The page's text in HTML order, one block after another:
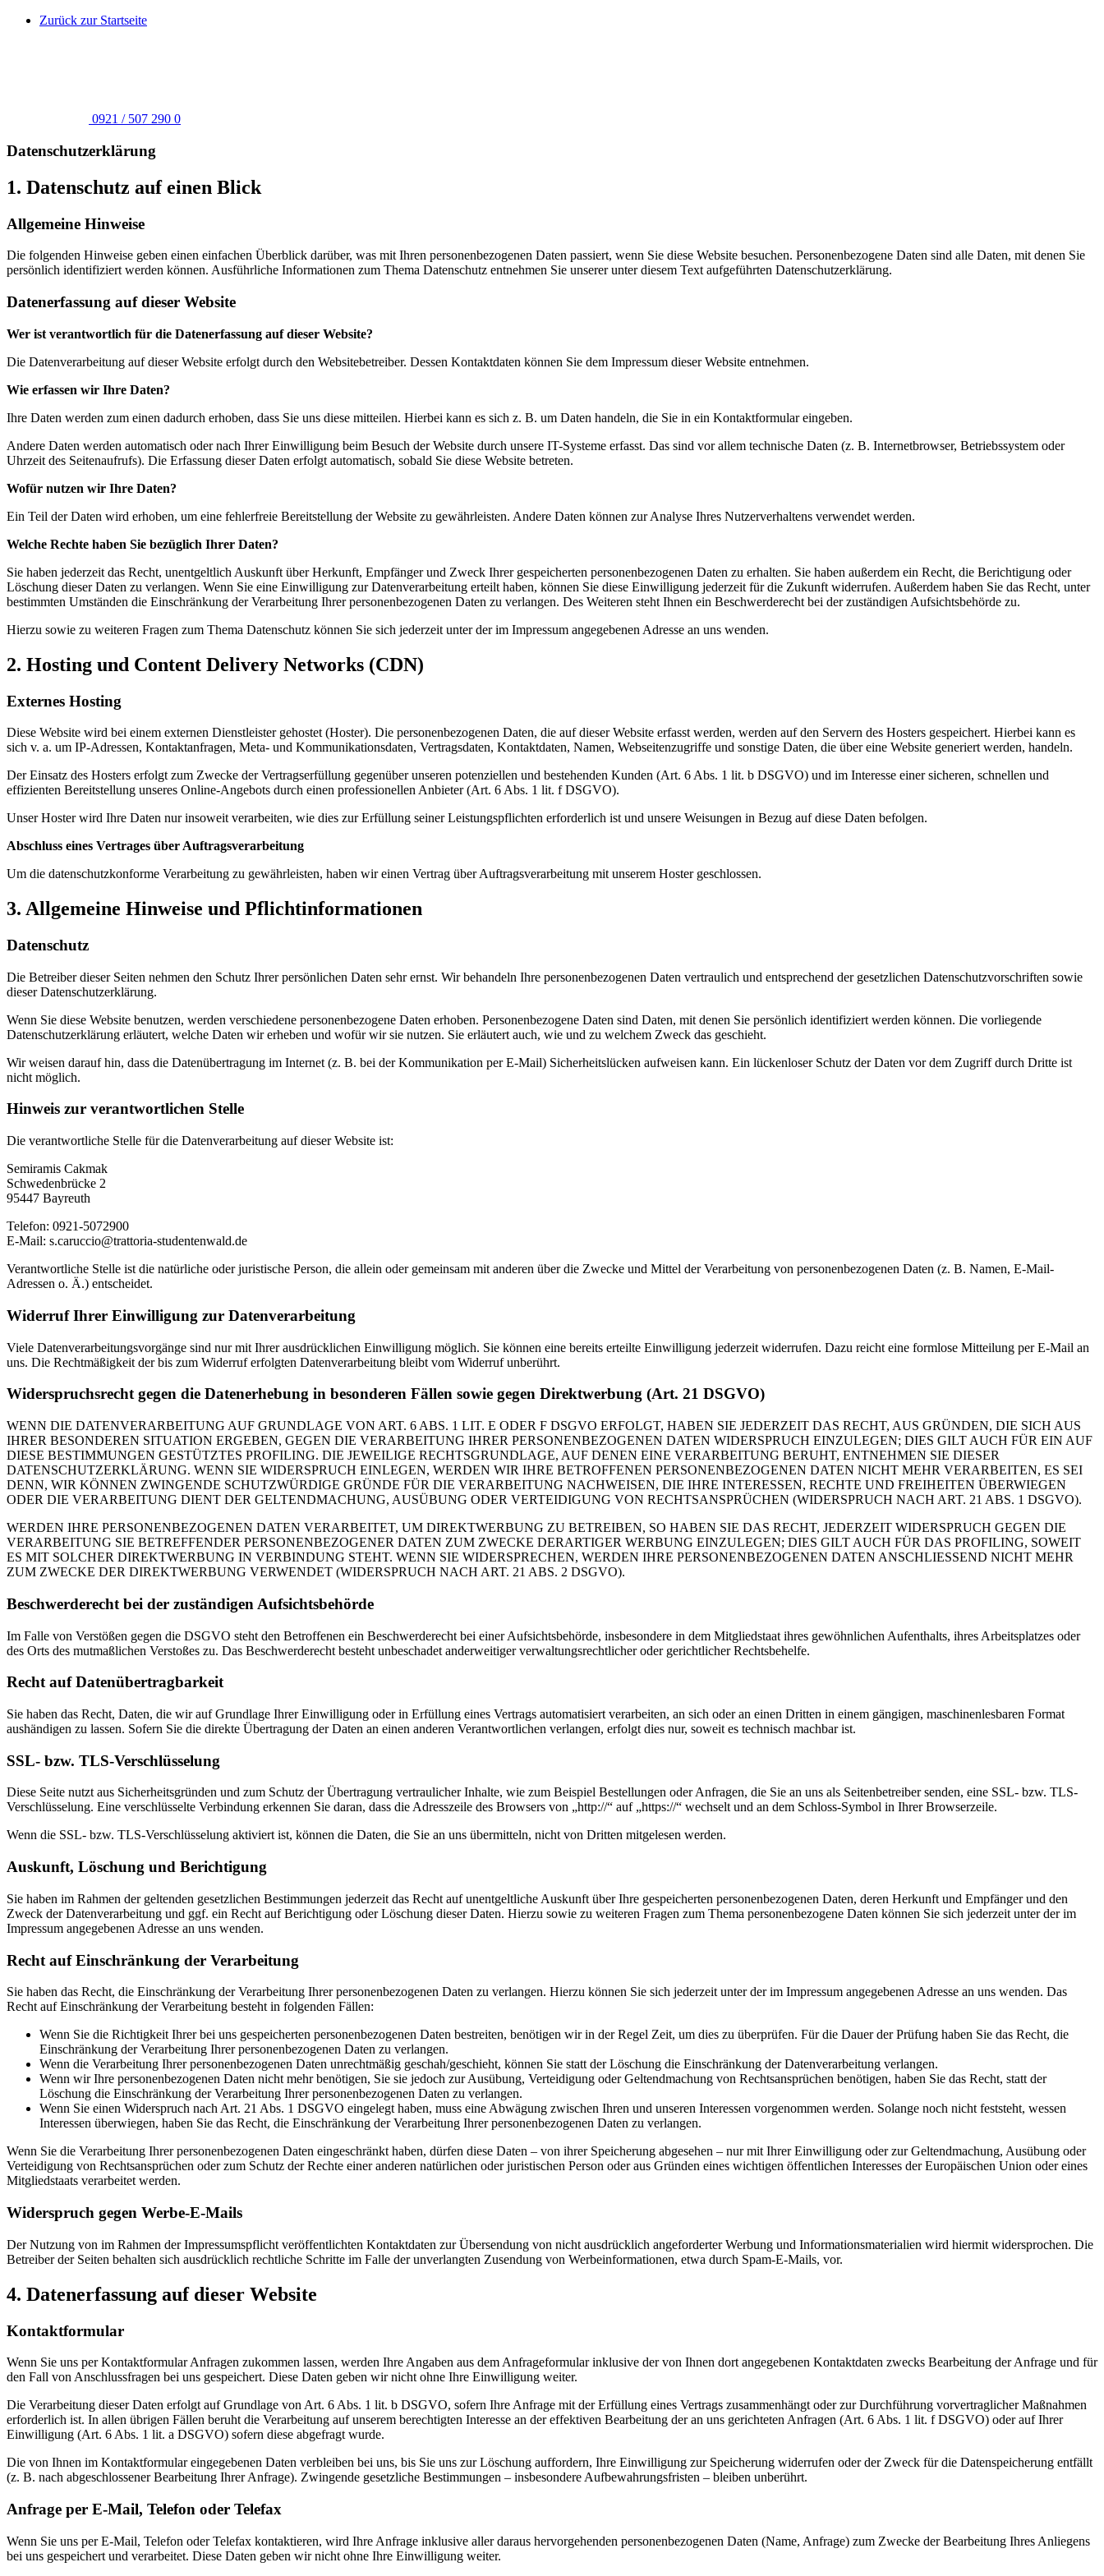
Skip
Zurück zur Startseite
0921 / 507 290 0
Datenschutzerklärung
1. Datenschutz auf einen Blick
Allgemeine Hinweise
Die folgenden Hinweise geben einen einfachen Überblick darüber, was mit Ihren personenbezogenen Daten passiert, wenn Sie diese Website besuchen. Personenbezogene Daten sind alle Daten, mit denen Sie
persönlich identifiziert werden können. Ausführliche Informationen zum Thema Datenschutz entnehmen Sie unserer unter diesem Text aufgeführten Datenschutzerklärung.
Datenerfassung auf dieser Website
Wer ist verantwortlich für die Datenerfassung auf dieser Website?
Die Datenverarbeitung auf dieser Website erfolgt durch den Websitebetreiber. Dessen Kontaktdaten können Sie dem Impressum dieser Website entnehmen.
Wie erfassen wir Ihre Daten?
Ihre Daten werden zum einen dadurch erhoben, dass Sie uns diese mitteilen. Hierbei kann es sich z. B. um Daten handeln, die Sie in ein Kontaktformular eingeben.
Andere Daten werden automatisch oder nach Ihrer Einwilligung beim Besuch der Website durch unsere IT-Systeme erfasst. Das sind vor allem technische Daten (z. B. Internetbrowser, Betriebssystem oder
Uhrzeit des Seitenaufrufs). Die Erfassung dieser Daten erfolgt automatisch, sobald Sie diese Website betreten.
Wofür nutzen wir Ihre Daten?
Ein Teil der Daten wird erhoben, um eine fehlerfreie Bereitstellung der Website zu gewährleisten. Andere Daten können zur Analyse Ihres Nutzerverhaltens verwendet werden.
Welche Rechte haben Sie bezüglich Ihrer Daten?
Sie haben jederzeit das Recht, unentgeltlich Auskunft über Herkunft, Empfänger und Zweck Ihrer gespeicherten personenbezogenen Daten zu erhalten. Sie haben außerdem ein Recht, die Berichtigung oder
Löschung dieser Daten zu verlangen. Wenn Sie eine Einwilligung zur Datenverarbeitung erteilt haben, können Sie diese Einwilligung jederzeit für die Zukunft widerrufen. Außerdem haben Sie das Recht, unter
bestimmten Umständen die Einschränkung der Verarbeitung Ihrer personenbezogenen Daten zu verlangen. Des Weiteren steht Ihnen ein Beschwerderecht bei der zuständigen Aufsichtsbehörde zu.
Hierzu sowie zu weiteren Fragen zum Thema Datenschutz können Sie sich jederzeit unter der im Impressum angegebenen Adresse an uns wenden.
2. Hosting und Content Delivery Networks (CDN)
Externes Hosting
Diese Website wird bei einem externen Dienstleister gehostet (Hoster). Die personenbezogenen Daten, die auf dieser Website erfasst werden, werden auf den Servern des Hosters gespeichert. Hierbei kann es
sich v. a. um IP-Adressen, Kontaktanfragen, Meta- und Kommunikationsdaten, Vertragsdaten, Kontaktdaten, Namen, Webseitenzugriffe und sonstige Daten, die über eine Website generiert werden, handeln.
Der Einsatz des Hosters erfolgt zum Zwecke der Vertragserfüllung gegenüber unseren potenziellen und bestehenden Kunden (Art. 6 Abs. 1 lit. b DSGVO) und im Interesse einer sicheren, schnellen und
effizienten Bereitstellung unseres Online-Angebots durch einen professionellen Anbieter (Art. 6 Abs. 1 lit. f DSGVO).
Unser Hoster wird Ihre Daten nur insoweit verarbeiten, wie dies zur Erfüllung seiner Leistungspflichten erforderlich ist und unsere Weisungen in Bezug auf diese Daten befolgen.
Abschluss eines Vertrages über Auftragsverarbeitung
Um die datenschutzkonforme Verarbeitung zu gewährleisten, haben wir einen Vertrag über Auftragsverarbeitung mit unserem Hoster geschlossen.
3. Allgemeine Hinweise und Pflichtinformationen
Datenschutz
Die Betreiber dieser Seiten nehmen den Schutz Ihrer persönlichen Daten sehr ernst. Wir behandeln Ihre personenbezogenen Daten vertraulich und entsprechend der gesetzlichen Datenschutzvorschriften sowie
dieser Datenschutzerklärung.
Wenn Sie diese Website benutzen, werden verschiedene personenbezogene Daten erhoben. Personenbezogene Daten sind Daten, mit denen Sie persönlich identifiziert werden können. Die vorliegende
Datenschutzerklärung erläutert, welche Daten wir erheben und wofür wir sie nutzen. Sie erläutert auch, wie und zu welchem Zweck das geschieht.
Wir weisen darauf hin, dass die Datenübertragung im Internet (z. B. bei der Kommunikation per E-Mail) Sicherheitslücken aufweisen kann. Ein lückenloser Schutz der Daten vor dem Zugriff durch Dritte ist
nicht möglich.
Hinweis zur verantwortlichen Stelle
Die verantwortliche Stelle für die Datenverarbeitung auf dieser Website ist:
Semiramis Cakmak
Schwedenbrücke 2
95447 Bayreuth
Telefon: 0921-5072900
E-Mail: s.caruccio@trattoria-studentenwald.de
Verantwortliche Stelle ist die natürliche oder juristische Person, die allein oder gemeinsam mit anderen über die Zwecke und Mittel der Verarbeitung von personenbezogenen Daten (z. B. Namen, E-Mail-
Adressen o. Ä.) entscheidet.
Widerruf Ihrer Einwilligung zur Datenverarbeitung
Viele Datenverarbeitungsvorgänge sind nur mit Ihrer ausdrücklichen Einwilligung möglich. Sie können eine bereits erteilte Einwilligung jederzeit widerrufen. Dazu reicht eine formlose Mitteilung per E-Mail an
uns. Die Rechtmäßigkeit der bis zum Widerruf erfolgten Datenverarbeitung bleibt vom Widerruf unberührt.
Widerspruchsrecht gegen die Datenerhebung in besonderen Fällen sowie gegen Direktwerbung (Art. 21 DSGVO)
WENN DIE DATENVERARBEITUNG AUF GRUNDLAGE VON ART. 6 ABS. 1 LIT. E ODER F DSGVO ERFOLGT, HABEN SIE JEDERZEIT DAS RECHT, AUS GRÜNDEN, DIE SICH AUS
IHRER BESONDEREN SITUATION ERGEBEN, GEGEN DIE VERARBEITUNG IHRER PERSONENBEZOGENEN DATEN WIDERSPRUCH EINZULEGEN; DIES GILT AUCH FÜR EIN AUF
DIESE BESTIMMUNGEN GESTÜTZTES PROFILING. DIE JEWEILIGE RECHTSGRUNDLAGE, AUF DENEN EINE VERARBEITUNG BERUHT, ENTNEHMEN SIE DIESER
DATENSCHUTZERKLÄRUNG. WENN SIE WIDERSPRUCH EINLEGEN, WERDEN WIR IHRE BETROFFENEN PERSONENBEZOGENEN DATEN NICHT MEHR VERARBEITEN, ES SEI
DENN, WIR KÖNNEN ZWINGENDE SCHUTZWÜRDIGE GRÜNDE FÜR DIE VERARBEITUNG NACHWEISEN, DIE IHRE INTERESSEN, RECHTE UND FREIHEITEN ÜBERWIEGEN
ODER DIE VERARBEITUNG DIENT DER GELTENDMACHUNG, AUSÜBUNG ODER VERTEIDIGUNG VON RECHTSANSPRÜCHEN (WIDERSPRUCH NACH ART. 21 ABS. 1 DSGVO).
WERDEN IHRE PERSONENBEZOGENEN DATEN VERARBEITET, UM DIREKTWERBUNG ZU BETREIBEN, SO HABEN SIE DAS RECHT, JEDERZEIT WIDERSPRUCH GEGEN DIE
VERARBEITUNG SIE BETREFFENDER PERSONENBEZOGENER DATEN ZUM ZWECKE DERARTIGER WERBUNG EINZULEGEN; DIES GILT AUCH FÜR DAS PROFILING, SOWEIT
ES MIT SOLCHER DIREKTWERBUNG IN VERBINDUNG STEHT. WENN SIE WIDERSPRECHEN, WERDEN IHRE PERSONENBEZOGENEN DATEN ANSCHLIESSEND NICHT MEHR
ZUM ZWECKE DER DIREKTWERBUNG VERWENDET (WIDERSPRUCH NACH ART. 21 ABS. 2 DSGVO).
Beschwerderecht bei der zuständigen Aufsichtsbehörde
Im Falle von Verstößen gegen die DSGVO steht den Betroffenen ein Beschwerderecht bei einer Aufsichtsbehörde, insbesondere in dem Mitgliedstaat ihres gewöhnlichen Aufenthalts, ihres Arbeitsplatzes oder
des Orts des mutmaßlichen Verstoßes zu. Das Beschwerderecht besteht unbeschadet anderweitiger verwaltungsrechtlicher oder gerichtlicher Rechtsbehelfe.
Recht auf Datenübertragbarkeit
Sie haben das Recht, Daten, die wir auf Grundlage Ihrer Einwilligung oder in Erfüllung eines Vertrags automatisiert verarbeiten, an sich oder an einen Dritten in einem gängigen, maschinenlesbaren Format
aushändigen zu lassen. Sofern Sie die direkte Übertragung der Daten an einen anderen Verantwortlichen verlangen, erfolgt dies nur, soweit es technisch machbar ist.
SSL- bzw. TLS-Verschlüsselung
Diese Seite nutzt aus Sicherheitsgründen und zum Schutz der Übertragung vertraulicher Inhalte, wie zum Beispiel Bestellungen oder Anfragen, die Sie an uns als Seitenbetreiber senden, eine SSL- bzw. TLS-
Verschlüsselung. Eine verschlüsselte Verbindung erkennen Sie daran, dass die Adresszeile des Browsers von „http://“ auf „https://“ wechselt und an dem Schloss-Symbol in Ihrer Browserzeile.
Wenn die SSL- bzw. TLS-Verschlüsselung aktiviert ist, können die Daten, die Sie an uns übermitteln, nicht von Dritten mitgelesen werden.
Auskunft, Löschung und Berichtigung
Sie haben im Rahmen der geltenden gesetzlichen Bestimmungen jederzeit das Recht auf unentgeltliche Auskunft über Ihre gespeicherten personenbezogenen Daten, deren Herkunft und Empfänger und den
Zweck der Datenverarbeitung und ggf. ein Recht auf Berichtigung oder Löschung dieser Daten. Hierzu sowie zu weiteren Fragen zum Thema personenbezogene Daten können Sie sich jederzeit unter der im
Impressum angegebenen Adresse an uns wenden.
Recht auf Einschränkung der Verarbeitung
Sie haben das Recht, die Einschränkung der Verarbeitung Ihrer personenbezogenen Daten zu verlangen. Hierzu können Sie sich jederzeit unter der im Impressum angegebenen Adresse an uns wenden. Das
Recht auf Einschränkung der Verarbeitung besteht in folgenden Fällen:
Wenn Sie die Richtigkeit Ihrer bei uns gespeicherten personenbezogenen Daten bestreiten, benötigen wir in der Regel Zeit, um dies zu überprüfen. Für die Dauer der Prüfung haben Sie das Recht, die
Einschränkung der Verarbeitung Ihrer personenbezogenen Daten zu verlangen.
Wenn die Verarbeitung Ihrer personenbezogenen Daten unrechtmäßig geschah/geschieht, können Sie statt der Löschung die Einschränkung der Datenverarbeitung verlangen.
Wenn wir Ihre personenbezogenen Daten nicht mehr benötigen, Sie sie jedoch zur Ausübung, Verteidigung oder Geltendmachung von Rechtsansprüchen benötigen, haben Sie das Recht, statt der
Löschung die Einschränkung der Verarbeitung Ihrer personenbezogenen Daten zu verlangen.
Wenn Sie einen Widerspruch nach Art. 21 Abs. 1 DSGVO eingelegt haben, muss eine Abwägung zwischen Ihren und unseren Interessen vorgenommen werden. Solange noch nicht feststeht, wessen
Interessen überwiegen, haben Sie das Recht, die Einschränkung der Verarbeitung Ihrer personenbezogenen Daten zu verlangen.
Wenn Sie die Verarbeitung Ihrer personenbezogenen Daten eingeschränkt haben, dürfen diese Daten – von ihrer Speicherung abgesehen – nur mit Ihrer Einwilligung oder zur Geltendmachung, Ausübung oder
Verteidigung von Rechtsansprüchen oder zum Schutz der Rechte einer anderen natürlichen oder juristischen Person oder aus Gründen eines wichtigen öffentlichen Interesses der Europäischen Union oder eines
Mitgliedstaats verarbeitet werden.
Widerspruch gegen Werbe-E-Mails
Der Nutzung von im Rahmen der Impressumspflicht veröffentlichten Kontaktdaten zur Übersendung von nicht ausdrücklich angeforderter Werbung und Informationsmaterialien wird hiermit widersprochen. Die
Betreiber der Seiten behalten sich ausdrücklich rechtliche Schritte im Falle der unverlangten Zusendung von Werbeinformationen, etwa durch Spam-E-Mails, vor.
4. Datenerfassung auf dieser Website
Kontaktformular
Wenn Sie uns per Kontaktformular Anfragen zukommen lassen, werden Ihre Angaben aus dem Anfrageformular inklusive der von Ihnen dort angegebenen Kontaktdaten zwecks Bearbeitung der Anfrage und für
den Fall von Anschlussfragen bei uns gespeichert. Diese Daten geben wir nicht ohne Ihre Einwilligung weiter.
Die Verarbeitung dieser Daten erfolgt auf Grundlage von Art. 6 Abs. 1 lit. b DSGVO, sofern Ihre Anfrage mit der Erfüllung eines Vertrags zusammenhängt oder zur Durchführung vorvertraglicher Maßnahmen
erforderlich ist. In allen übrigen Fällen beruht die Verarbeitung auf unserem berechtigten Interesse an der effektiven Bearbeitung der an uns gerichteten Anfragen (Art. 6 Abs. 1 lit. f DSGVO) oder auf Ihrer
Einwilligung (Art. 6 Abs. 1 lit. a DSGVO) sofern diese abgefragt wurde.
Die von Ihnen im Kontaktformular eingegebenen Daten verbleiben bei uns, bis Sie uns zur Löschung auffordern, Ihre Einwilligung zur Speicherung widerrufen oder der Zweck für die Datenspeicherung entfällt
(z. B. nach abgeschlossener Bearbeitung Ihrer Anfrage). Zwingende gesetzliche Bestimmungen – insbesondere Aufbewahrungsfristen – bleiben unberührt.
Anfrage per E-Mail, Telefon oder Telefax
Wenn Sie uns per E-Mail, Telefon oder Telefax kontaktieren, wird Ihre Anfrage inklusive aller daraus hervorgehenden personenbezogenen Daten (Name, Anfrage) zum Zwecke der Bearbeitung Ihres Anliegens
bei uns gespeichert und verarbeitet. Diese Daten geben wir nicht ohne Ihre Einwilligung weiter.